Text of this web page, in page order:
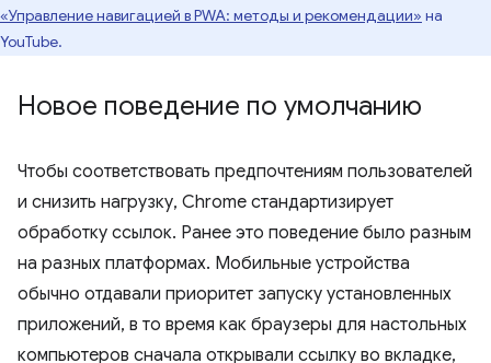
«Управление навигацией в PWA: методы и рекомендации» на
YouTube.
Новое поведение по умолчанию
Чтобы соответствовать предпочтениям пользователей
и снизить нагрузку, Chrome стандартизирует
обработку ссылок. Ранее это поведение было разным
на разных платформах. Мобильные устройства
обычно отдавали приоритет запуску установленных
приложений, в то время как браузеры для настольных
компьютеров сначала открывали ссылку во вкладке,